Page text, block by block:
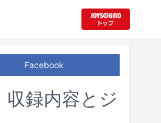
Facebook
録内容とジ